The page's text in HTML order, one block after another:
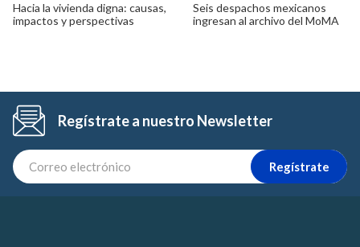
Hacia la vivienda digna: causas,
impactos y perspectivas
Seis despachos mexicanos
ingresan al archivo del MoMA
Regístrate a nuestro Newsletter
Regístrate